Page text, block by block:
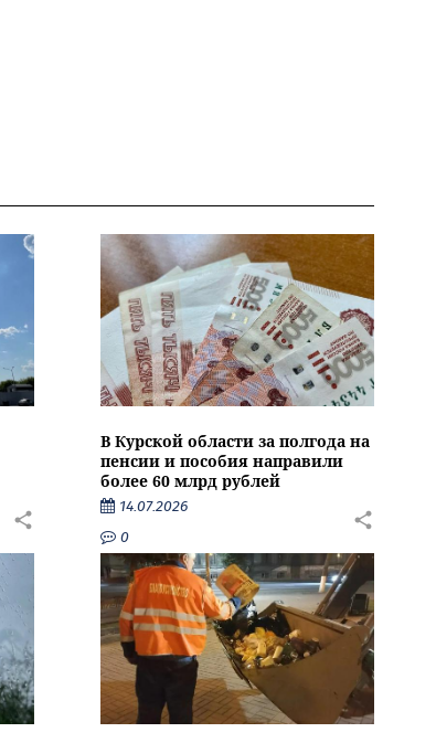
В Курской области за полгода на
пенсии и пособия направили
более 60 млрд рублей
14.07.2026
0